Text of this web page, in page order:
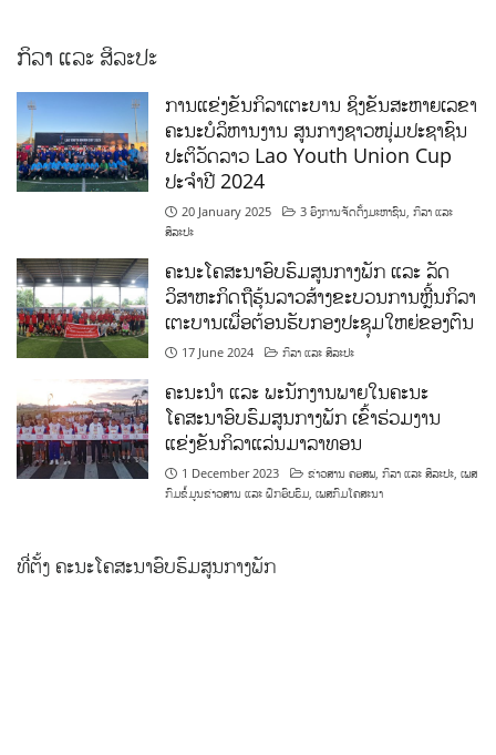
ກິລາ ແລະ ສິລະປະ
ການແຂ່ງຂັນກິລາເຕະບານ ຊິງຂັນສະຫາຍເລຂາ
ຄະນະບໍລິຫານງານ ສູນກາງຊາວໜຸ່ມປະຊາຊົນ
ປະຕິວັດລາວ Lao Youth Union Cup
ປະຈຳປີ 2024
20 January 2025 3 ອົງການຈັດຕັ້ງມະຫາຊົນ,ກິລາ ແລະ
ສິລະປະ
ຄະນະໂຄສະນາອົບຮົມສູນກາງພັກ ແລະ ລັດ
ວິສາຫະກິດຖືຮຸ້ນລາວສ້າງຂະບວນການຫຼີ້ນກິລາ
ເຕະບານເພື່ອຕ້ອນຮັບກອງປະຊຸມໃຫຍ່ຂອງຕົນ
17 June 2024 ກິລາ ແລະ ສິລະປະ
ຄະນະນຳ ແລະ ພະນັກງານພາຍໃນຄະນະ
ໂຄສະນາອົບຮົມສູນກາງພັກ ເຂົ້າຮ່ວມງານ
ແຂ່ງຂັນກິລາແລ່ນມາລາທອນ
1 December 2023 ຂ່າວສານ ຄອສພ,ກິລາ ແລະ ສິລະປະ,ເພສ
ກົມຂໍ້ມູນຂ່າວສານ ແລະ ຝຶກອົບຮົມ,ເພສກົມໂຄສະນາ
ທີ່ຕັ້ງ ຄະນະໂຄສະນາອົບຮົມສູນກາງພັກ